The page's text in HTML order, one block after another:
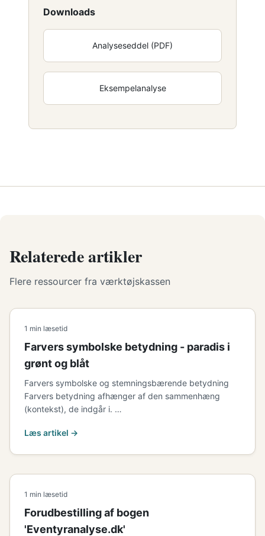
Downloads
Analyseseddel (PDF)
Eksempelanalyse
Relaterede artikler
Flere ressourcer fra værktøjskassen
1 min læsetid
Farvers symbolske betydning - paradis i
grønt og blåt
Farvers symbolske og stemningsbærende betydning
Farvers betydning afhænger af den sammenhæng
(kontekst), de indgår i. …
Læs artikel →
1 min læsetid
Forudbestilling af bogen
'Eventyranalyse.dk'